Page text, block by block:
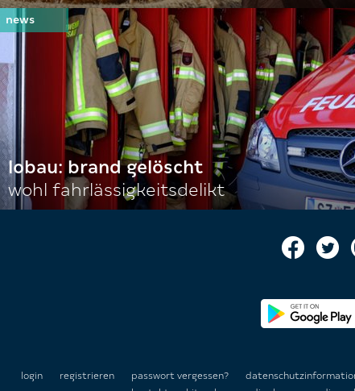
lobau: brand gelöscht
wohl fahrlässigkeitsdelikt
login registrieren passwort vergessen?